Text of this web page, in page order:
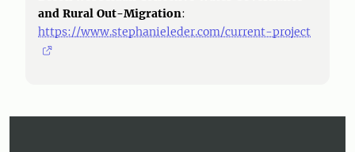
and Rural Out-Migration:
https://www.stephanieleder.com/current-project